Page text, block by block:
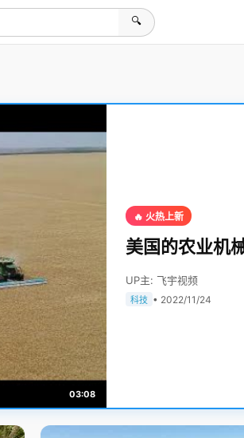
🔍
03:08
🔥 火热上新
美国的农业机
UP主: 飞宇视频
科技 • 2022/11/24